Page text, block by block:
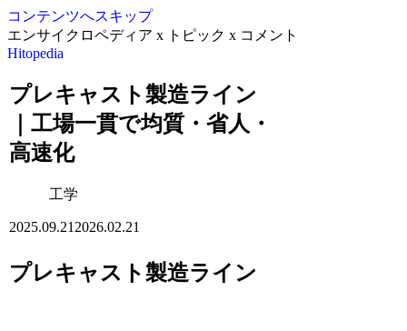
コンテンツへスキップ
エンサイクロペディア x トピック x コメント
Hitopedia
プレキャスト製造ライン
｜工場一貫で均質・省人・
高速化
工学
2025.09.21 2026.02.21
プレキャスト製造ライン